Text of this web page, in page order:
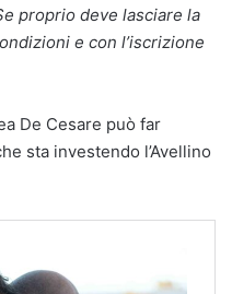
proprio deve lasciare la
e con l’iscrizione
De Cesare può far
sta investendo l’Avellino